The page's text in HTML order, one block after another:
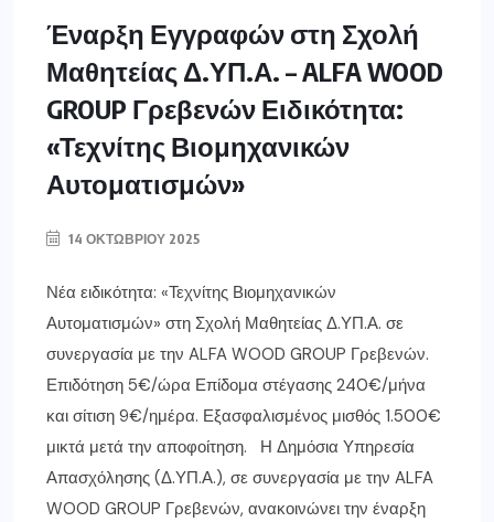
Έναρξη Εγγραφών στη Σχολή
Μαθητείας Δ.ΥΠ.Α. – ALFA WOOD
GROUP Γρεβενών Ειδικότητα:
«Τεχνίτης Βιομηχανικών
Αυτοματισμών»
14 ΟΚΤΩΒΡΊΟΥ 2025
Νέα ειδικότητα: «Τεχνίτης Βιομηχανικών
Αυτοματισμών» στη Σχολή Μαθητείας Δ.ΥΠ.Α. σε
συνεργασία με την ALFA WOOD GROUP Γρεβενών.
Επιδότηση 5€/ώρα Επίδομα στέγασης 240€/μήνα
και σίτιση 9€/ημέρα. Εξασφαλισμένος μισθός 1.500€
μικτά μετά την αποφοίτηση. Η Δημόσια Υπηρεσία
Απασχόλησης (Δ.ΥΠ.Α.), σε συνεργασία με την ALFA
WOOD GROUP Γρεβενών, ανακοινώνει την έναρξη